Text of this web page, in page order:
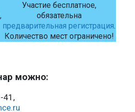
Участие бесплатное,
обязательна
предварительная регистрация.
Количество мест ограничено!
можно:
41,